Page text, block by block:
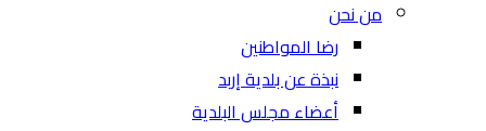
من نحن
رضا المواطنين
نبذة عن بلدية إربد
أعضاء مجلس البلدية